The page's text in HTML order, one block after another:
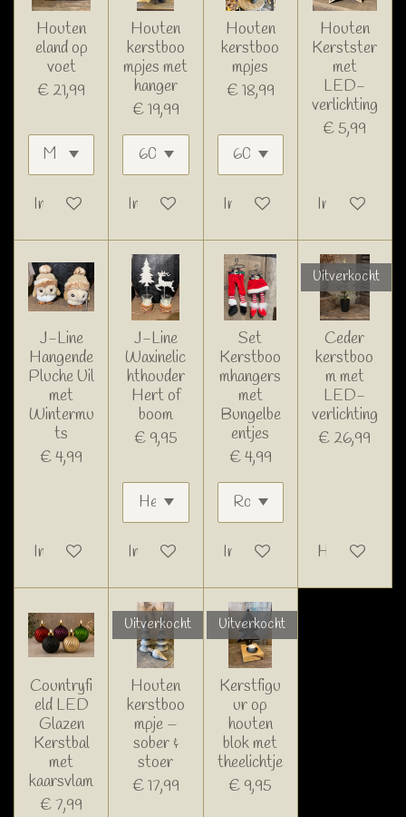
Houten
eland op
voet
€ 21,99
In winkelwagen
Houten
kerstboo
mpjes met
hanger
€ 19,99
In winkelwagen
Houten
kerstboo
mpjes
€ 18,99
In winkelwagen
Houten
Kerstster
met
LED-
verlichting
€ 5,99
In
J-Line
Hangende
Pluche Uil
met
Wintermu
ts
€ 4,99
In winkelwagen
J-Line
Waxinelic
hthouder
Hert of
boom
€ 9,95
In winkelwagen
Set
Kerstboo
mhangers
met
Bungelbe
entjes
€ 4,99
In winkelwagen
Uitverkocht
Ceder
kerstboo
m met
LED-
verlichting
€ 26,99
Houd mij op
Countryfi
eld LED
Glazen
Kerstbal
met
kaarsvlam
€ 7,99
Uitverkocht
Houten
kerstboo
mpje –
sober &
stoer
€ 17,99
Uitverkocht
Kerstfigu
ur op
houten
blok met
theelichtje
€ 9,95